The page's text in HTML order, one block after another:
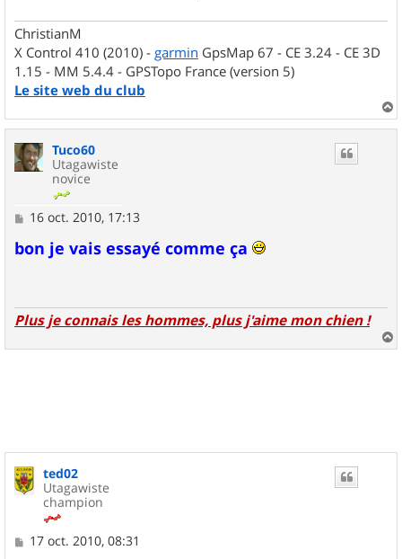
ChristianM
X Control 410 (2010) - garmin GpsMap 67 - CE 3.24 - CE 3D
1.15 - MM 5.4.4 - GPSTopo France (version 5)
Le site web du club
a
Tuco60
Utagawiste
novice
M
s
s
16 oct. 2010, 17:13
bon je vais essayé comme ça
Plus je connais les hommes, plus j'aime mon chien !
a
ted02
Utagawiste
champion
M17 oct. 2010, 08:31